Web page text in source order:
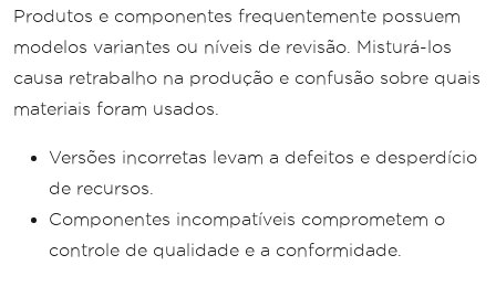
Produtos e componentes frequentemente possuem
modelos variantes ou níveis de revisão. Misturá-los
causa retrabalho na produção e confusão sobre quais
materiais foram usados.
Versões incorretas levam a defeitos e desperdício
de recursos.
Componentes incompatíveis comprometem o
controle de qualidade e a conformidade.